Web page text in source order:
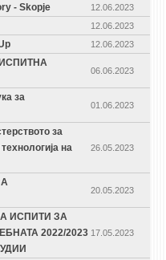
- Skopje 12.06.2023
12.06.2023
12.06.2023
06.06.2023
за
01.06.2023
за
на
26.05.2023
20.05.2023
ИСПИТИ ЗА
2022/2023 17.05.2023